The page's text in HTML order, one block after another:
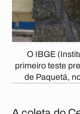
O IBGE
primeiro teste
de Paquetá,